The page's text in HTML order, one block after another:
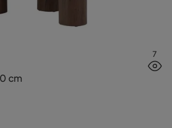
7
cm